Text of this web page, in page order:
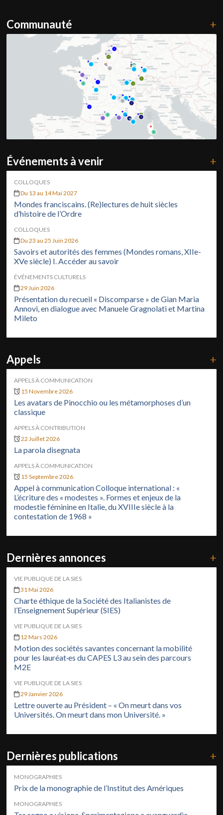
Communauté +
Événements à venir +
COLLOQUES
Du 13 au 14 Mai 2027
Mondes franciscains. (Re)lectures de huit siècles
d’histoire de l’Ordre
COLLOQUES
Du 23 au 25 Juin 2026
Savoirs et autorités des femmes (Mondes romans, XIIe-
XVe siècle) I. Accéder au savoir
ÉVÉNEMENTS CULTURELS
29 Juin 2026
Présentation du recueil « Discomparse » de Gian Maria
Annovi, en dialogue avec Manuele Gragnolati et Martina
Mileto
Appels +
APPELS À COMMUNICATION
15 Novembre 2026
Les avatars de Pinocchio ou les métamorphoses d’un
classique
APPELS À CONTRIBUTION
22 Juillet 2026
La parola disegnata
APPELS À COMMUNICATION
15 Septembre 2026
Appel à communication Colloque international : «
L’écriture des « modestes ». Formes et enjeux de la
modestie féminine en Italie, du XVIIIe siècle à la
contestation de 1968 »
Dernières annonces +
VIE PUBLIQUE DE LA SIES
31 Mai 2026
Charte éthique de la Société des Italianistes de
l’Enseignement Supérieur (SIES)
VIE PUBLIQUE DE LA SIES
12 Mars 2026
Motion des sociétés savantes concernant la mobilité
pour les lauréat·es du CAPES L3 au sein des parcours
M2E
VIE PUBLIQUE DE LA SIES
29 Janvier 2026
Lettre ouverte au Président – « On meurt dans vos
Universités. On meurt dans mon Université. »
Dernières publications +
MONOGRAPHIES
Prix de la monographie de l’Institut des Amériques
MONOGRAPHIES